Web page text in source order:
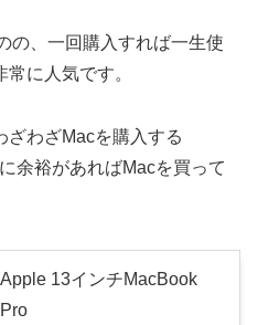
の、一回購入すれば一生使
に人気です。
ざわざMacを購入する
余裕があればMacを買って
Apple 13インチMacBook
Pro